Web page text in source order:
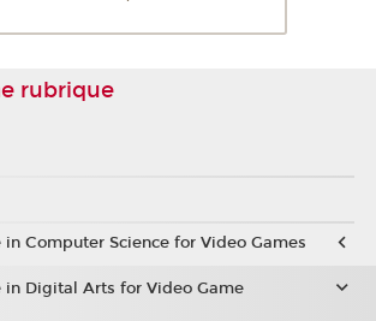
rubrique
in Computer Science for Video Games
in Digital Arts for Video Game